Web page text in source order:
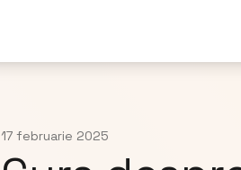
17 februarie 2025